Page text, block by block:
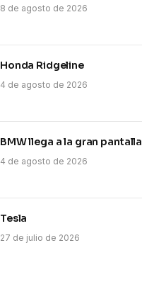
8 de agosto de 2026
Honda Ridgeline
4 de agosto de 2026
BMW llega a la gran pantalla
4 de agosto de 2026
Tesla
27 de julio de 2026